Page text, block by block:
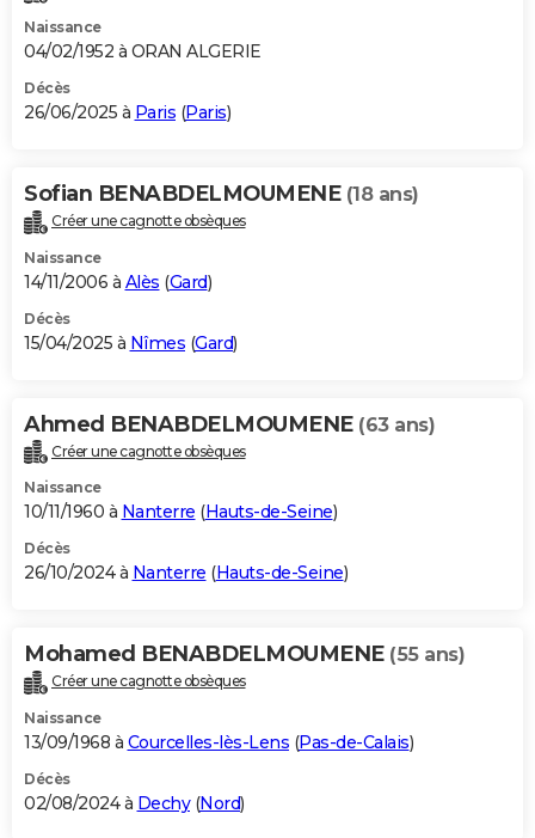
Naissance
04/02/1952 à ORAN ALGERIE
Décès
26/06/2025 à Paris (Paris)
Sofian BENABDELMOUMENE (18 ans)
Créer une cagnotte obsèques
Naissance
14/11/2006 à Alès (Gard)
Décès
15/04/2025 à Nîmes (Gard)
Ahmed BENABDELMOUMENE (63 ans)
Créer une cagnotte obsèques
Naissance
10/11/1960 à Nanterre (Hauts-de-Seine)
Décès
26/10/2024 à Nanterre (Hauts-de-Seine)
Mohamed BENABDELMOUMENE (55 ans)
Créer une cagnotte obsèques
Naissance
13/09/1968 à Courcelles-lès-Lens (Pas-de-Calais)
Décès
02/08/2024 à Dechy(Nord)